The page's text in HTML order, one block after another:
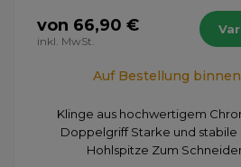
von 66,90 €
inkl. MwSt.
Auf Bestellung
Klinge aus hochwertigem
Doppelgriff Starke und
Hohlspitze Zum Schneiden